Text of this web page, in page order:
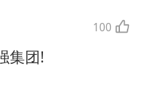
100
集团!